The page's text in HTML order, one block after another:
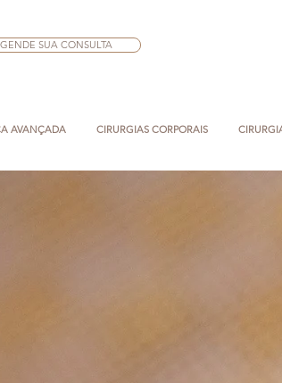
AVANÇADA CIRURGIAS CORPORAIS
SUA CONSULTA